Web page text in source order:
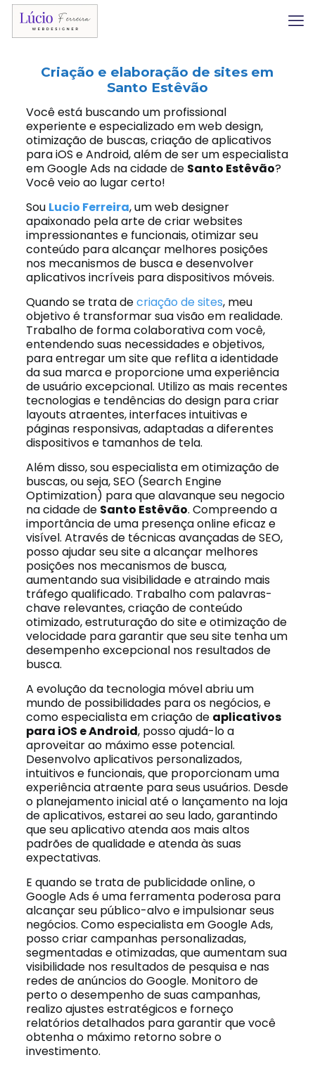
Criação e elaboração de sites em
Santo Estêvão
Você está buscando um profissional
experiente e especializado em web design,
otimização de buscas, criação de aplicativos
para iOS e Android, além de ser um especialista
em Google Ads na cidade de Santo Estêvão?
Você veio ao lugar certo!
Sou Lucio Ferreira, um web designer
apaixonado pela arte de criar websites
impressionantes e funcionais, otimizar seu
conteúdo para alcançar melhores posições
nos mecanismos de busca e desenvolver
aplicativos incríveis para dispositivos móveis.
Quando se trata decriação de sites, meu
objetivo é transformar sua visão em realidade.
Trabalho de forma colaborativa com você,
entendendo suas necessidades e objetivos,
para entregar um site que reflita a identidade
da sua marca e proporcione uma experiência
de usuário excepcional. Utilizo as mais recentes
tecnologias e tendências do design para criar
layouts atraentes, interfaces intuitivas e
páginas responsivas, adaptadas a diferentes
dispositivos e tamanhos de tela.
Além disso, sou especialista em otimização de
buscas, ou seja, SEO (Search Engine
Optimization) para que alavanque seu negocio
na cidade de Santo Estêvão. Compreendo a
importância de uma presença online eficaz e
visível. Através de técnicas avançadas de SEO,
posso ajudar seu site a alcançar melhores
posições nos mecanismos de busca,
aumentando sua visibilidade e atraindo mais
tráfego qualificado. Trabalho com palavras-
chave relevantes, criação de conteúdo
otimizado, estruturação do site e otimização de
velocidade para garantir que seu site tenha um
desempenho excepcional nos resultados de
busca.
A evolução da tecnologia móvel abriu um
mundo de possibilidades para os negócios, e
como especialista em criação de aplicativos
para iOS e Android, posso ajudá-lo a
aproveitar ao máximo esse potencial.
Desenvolvo aplicativos personalizados,
intuitivos e funcionais, que proporcionam uma
experiência atraente para seus usuários. Desde
o planejamento inicial até o lançamento na loja
de aplicativos, estarei ao seu lado, garantindo
que seu aplicativo atenda aos mais altos
padrões de qualidade e atenda às suas
expectativas.
E quando se trata de publicidade online, o
Google Ads é uma ferramenta poderosa para
alcançar seu público-alvo e impulsionar seus
negócios. Como especialista em Google Ads,
posso criar campanhas personalizadas,
segmentadas e otimizadas, que aumentam sua
visibilidade nos resultados de pesquisa e nas
redes de anúncios do Google. Monitoro de
perto o desempenho de suas campanhas,
realizo ajustes estratégicos e forneço
relatórios detalhados para garantir que você
obtenha o máximo retorno sobre o
investimento.